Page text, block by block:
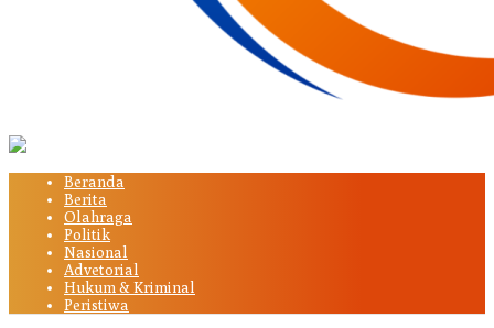
Beranda
Berita
Olahraga
Politik
Nasional
Advetorial
Hukum & Kriminal
Peristiwa